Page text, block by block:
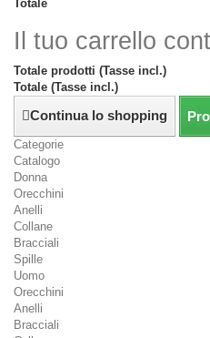
Totale
Il tuo carrello
Totale prodotti (Tasse incl.)
Totale (Tasse incl.)
Continua lo shopping
Categorie
Catalogo
Donna
Orecchini
Anelli
Collane
Bracciali
Spille
Uomo
Orecchini
Anelli
Bracciali